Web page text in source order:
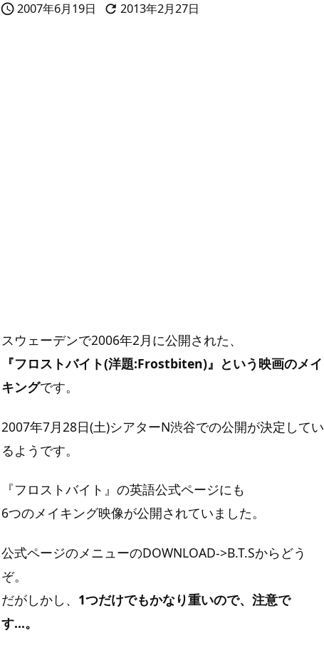
2007年6月19日  2013年2月27日
スウェーデンで2006年2月に公開された、
『フロストバイト(洋題:Frostbiten)』という映画のメイ
キングです。
2007年7月28日(土)シアターN渋谷での公開が決定してい
るようです。
『フロストバイト』の英語公式ページにも
6つのメイキング映像が公開されていました。
公式ページのメニューのDOWNLOAD->B.T.Sからどう
ぞ。
だがしかし、 1つだけでもかなり重いので、注意で
す…。